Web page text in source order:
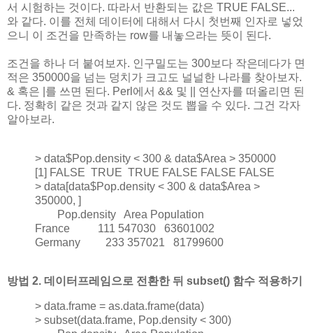
서 시험하는 것이다. 따라서 반환되는 값은 TRUE FALSE...
와 같다. 이를 전체 데이터에 대해서 다시 첫번째 인자로 넣었
으니 이 조건을 만족하는 row를 내놓으라는 뜻이 된다.
조건을 하나 더 붙여보자. 인구밀도는 300보다 작은데다가 면
적은 350000을 넘는 덩치가 크고도 널널한 나라를 찾아보자.
& 혹은 |를 쓰면 된다. Perl에서 && 및 || 연산자를 떠올리면 된
다. 정확히 같은 것과 같지 않은 것도 뽑을 수 있다. 그건 각자
알아보라.
> data$Pop.density < 300 & data$Area > 350000
[1] FALSE TRUE TRUE FALSE FALSE FALSE
> data[data$Pop.density < 300 & data$Area >
350000, ]
Pop.density Area Population
France 111 547030 63601002
Germany 233 357021 81799600
방법 2. 데이터프레임으로 전환한 뒤 subset() 함수 적용하기
> data.frame = as.data.frame(data)
> subset(data.frame, Pop.density < 300)